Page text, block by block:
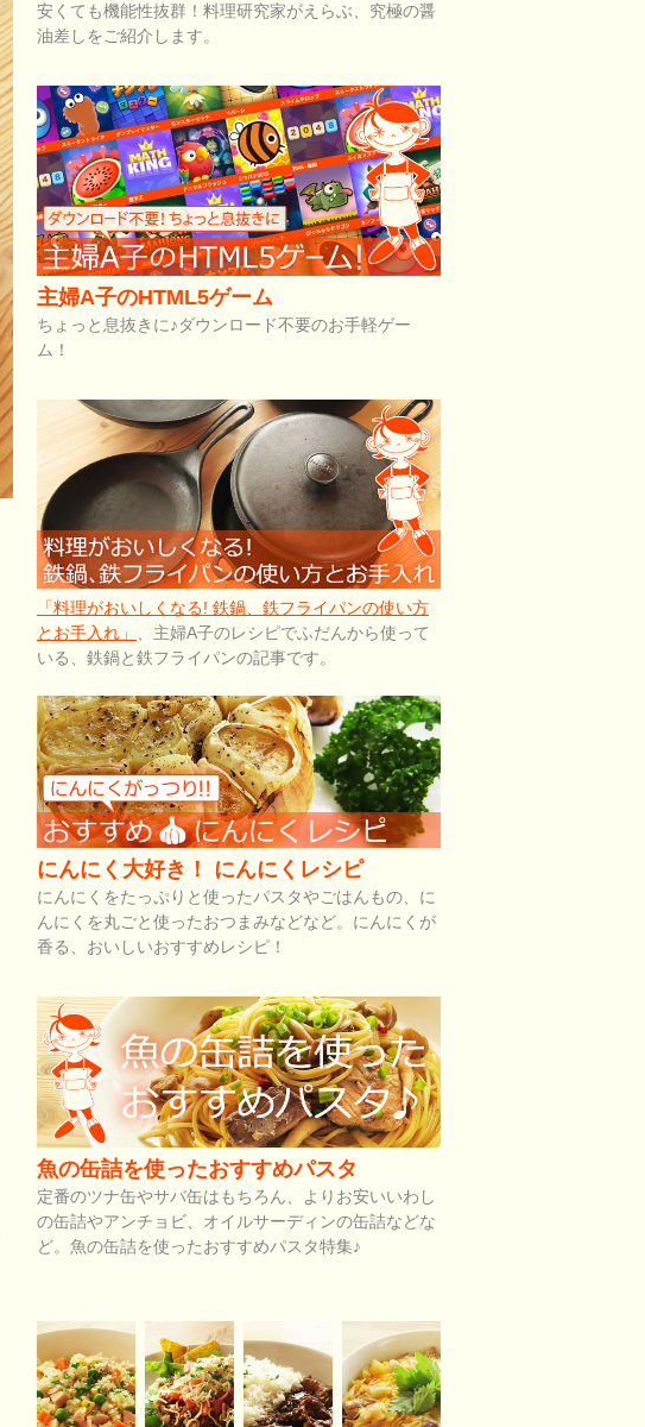
安くても機能性抜群！料理研究家がえらぶ、究極の醤
油差しをご紹介します。
主婦A子のHTML5ゲーム
ちょっと息抜きに♪ダウンロード不要のお手軽ゲー
ム！
「料理がおいしくなる! 鉄鍋、鉄フライパンの使い方
とお手入れ」
、主婦A子のレシピでふだんから使って
いる、鉄鍋と鉄フライパンの記事です。
にんにく大好き！ にんにくレシピ
にんにくをたっぷりと使ったパスタやごはんもの、に
んにくを丸ごと使ったおつまみなどなど。にんにくが
香る、おいしいおすすめレシピ！
魚の缶詰を使ったおすすめパスタ
定番のツナ缶やサバ缶はもちろん、よりお安いいわし
の缶詰やアンチョビ、オイルサーディンの缶詰などな
ど。魚の缶詰を使ったおすすめパスタ特集♪